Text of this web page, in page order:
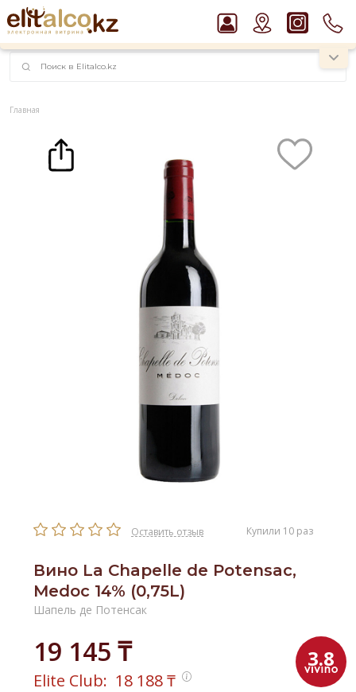
наименований!
instagram.com/rojo.kz
Рекомендуем
Водка Smirnoff Red Vodka 37,5%
Виски Talisker 10 YO Malt 45,8% in Box
Джин Gordon`s London Dry Gin 37,5%
Пиво Guinness Draught 4,2% Can
Ром Captain Morgan White 37,5%
Главная
Оставить отзыв Купили 10 раз
Вино La Chapelle de Potensac,
Medoc 14% (0,75L)
Шапель де Потенсак
19 145 ₸ 3.8
Elite Club: 18 188₸